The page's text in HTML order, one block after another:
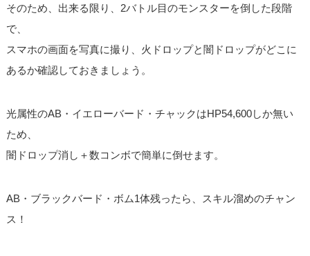
そのため、出来る限り、2バトル目のモンスターを倒した段階
で、
スマホの画面を写真に撮り、火ドロップと闇ドロップがどこに
あるか確認しておきましょう。
光属性のAB・イエローバード・チャックはHP54,600しか無い
ため、
闇ドロップ消し＋数コンボで簡単に倒せます。
AB・ブラックバード・ボム1体残ったら、スキル溜めのチャン
ス！